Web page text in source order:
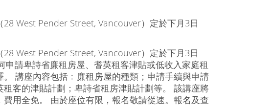
28 West Pender Street, Vancouver）定於下月3日
28 West Pender Street, Vancouver）定於下月3日
申請卑詩省廉租房屋、耆英租客津貼或低收入家庭租
講座內容包括﹕廉租房屋的種類；申請手續與申請
客的津貼計劃；卑詩省租房津貼計劃等。 該講座將
用全免。 由於座位有限，報名敬請從速。報名及查